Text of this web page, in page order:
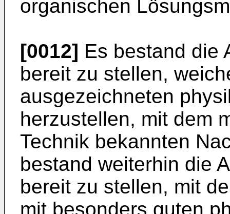
organischen
[0012] Es bestand die
bereit zu stellen,
ausgezeichneten
herzustellen, mit dem
Technik bekannten
bestand weiterhin die
bereit zu stellen, mit
mit besonders guten